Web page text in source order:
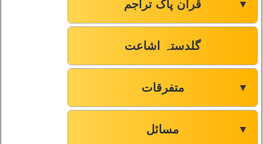
قرآن پاک تراجم ▼
گلدستہ اشاعت
متفرقات ▼
مسائل ▼